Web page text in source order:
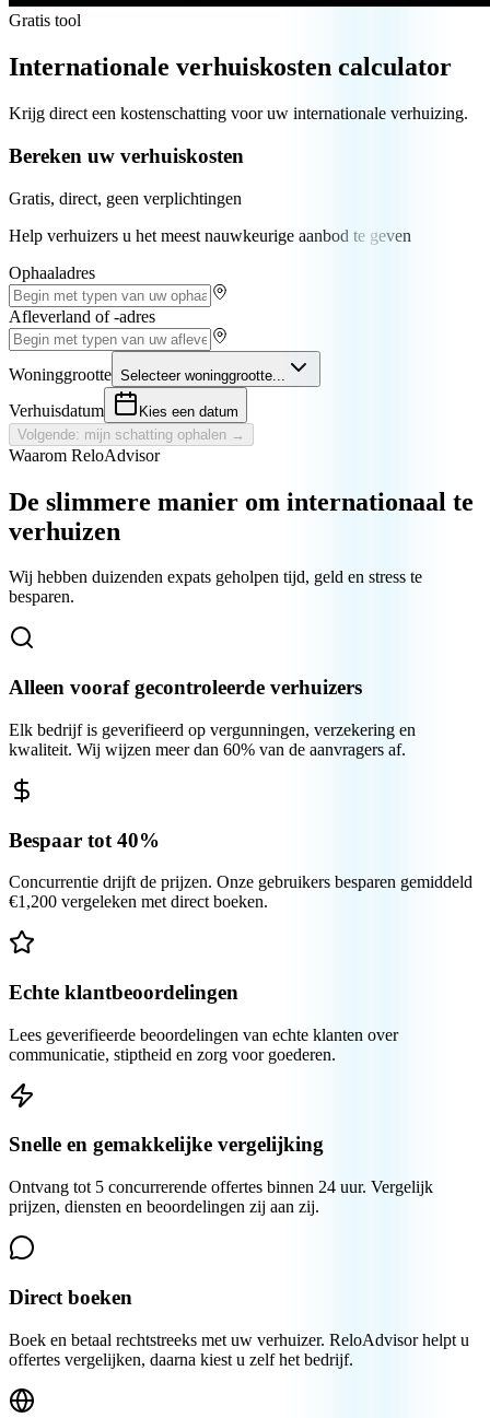
Gratis tool
Internationale verhuiskosten calculator
Krijg direct een kostenschatting voor uw internationale verhuizing.
Bereken uw verhuiskosten
Gratis, direct, geen verplichtingen
Help verhuizers u het meest nauwkeurige aanbod te geven
Ophaaladres
Afleverland of -adres
Woninggrootte Selecteer woninggrootte...
Verhuisdatum
Kies een datum
Volgende: mijn schatting ophalen →
Waarom ReloAdvisor
De slimmere manier om internationaal te
verhuizen
Wij hebben duizenden expats geholpen tijd, geld en stress te
besparen.
Alleen vooraf gecontroleerde verhuizers
Elk bedrijf is geverifieerd op vergunningen, verzekering en
kwaliteit. Wij wijzen meer dan 60% van de aanvragers af.
Bespaar tot 40%
Concurrentie drijft de prijzen. Onze gebruikers besparen gemiddeld
€1,200 vergeleken met direct boeken.
Echte klantbeoordelingen
Lees geverifieerde beoordelingen van echte klanten over
communicatie, stiptheid en zorg voor goederen.
Snelle en gemakkelijke vergelijking
Ontvang tot 5 concurrerende offertes binnen 24 uur. Vergelijk
prijzen, diensten en beoordelingen zij aan zij.
Direct boeken
Boek en betaal rechtstreeks met uw verhuizer. ReloAdvisor helpt u
offertes vergelijken, daarna kiest u zelf het bedrijf.